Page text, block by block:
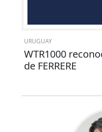
URUGUAY
WTR1000
de FERRERE